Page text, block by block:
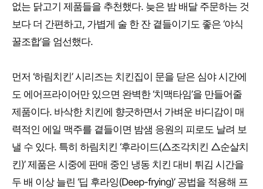
없는 닭고기 제품들을 추천했다. 늦은 밤 배달 주문하는 것
보다 더 간편하고, 가볍게 술 한 잔 곁들이기도 좋은 ‘야식
꿀조합’을 엄선했다.
먼저 ‘하림치킨’ 시리즈는 치킨집이 문을 닫은 심야 시간에
도 에어프라이어만 있으면 완벽한 ‘치맥타임’을 만들어줄
제품이다. 바삭한 치킨에 향긋하면서 가벼운 바디감이 매
력적인 에일 맥주를 곁들이면 밤샘 응원의 피로도 날려 보
낼 수 있다. 특히 하림치킨 ‘후라이드(△조각치킨 △순살치
킨)’ 제품은 시중에 판매 중인 냉동 치킨 대비 튀김 시간을
두 배 이상 늘린 ‘딥 후라잉(Deep-frying)’ 공법을 적용해 프